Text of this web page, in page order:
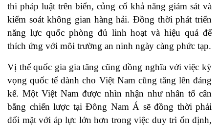
thi pháp luật trên biển, củng cố khả năng giám sát và
kiểm soát không gian hàng hải. Đồng thời phát triển
năng lực quốc phòng đủ linh hoạt và hiệu quả để
thích ứng với môi trường an ninh ngày càng phức tạp.
Vị thế quốc gia gia tăng cũng đồng nghĩa với việc kỳ
vọng quốc tế dành cho Việt Nam cũng tăng lên đáng
kể. Một Việt Nam được nhìn nhận như nhân tố cân
bằng chiến lược tại Đông Nam Á sẽ đồng thời phải
đối mặt với áp lực lớn hơn trong việc duy trì ổn định,